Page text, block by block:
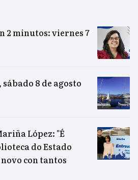
2 minutos: viernes 7
8 de agosto
López: "É
do Estado
con tantos